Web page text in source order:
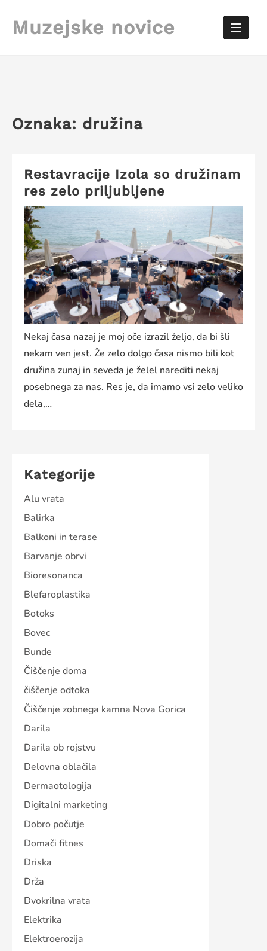
content
Muzejske novice
Oznaka: družina
Restavracije Izola so družinam
res zelo priljubljene
Nekaj časa nazaj je moj oče izrazil željo, da bi šli
nekam ven jest. Že zelo dolgo časa nismo bili kot
družina zunaj in seveda je želel narediti nekaj
posebnega za nas. Res je, da imamo vsi zelo veliko
dela,…
Kategorije
Alu vrata
Balirka
Balkoni in terase
Barvanje obrvi
Bioresonanca
Blefaroplastika
Botoks
Bovec
Bunde
Čiščenje doma
čiščenje odtoka
Čiščenje zobnega kamna Nova Gorica
Darila
Darila ob rojstvu
Delovna oblačila
Dermaotologija
Digitalni marketing
Dobro počutje
Domači fitnes
Driska
Drža
Dvokrilna vrata
Elektrika
Elektroerozija